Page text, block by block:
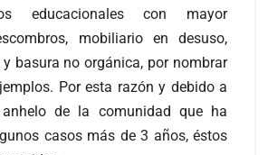
educacionales con mayor
mobiliario en desuso,
y basura no orgánica, por nombrar
Por esta razón y debido a
de la comunidad que ha
casos más de 3 años, éstos